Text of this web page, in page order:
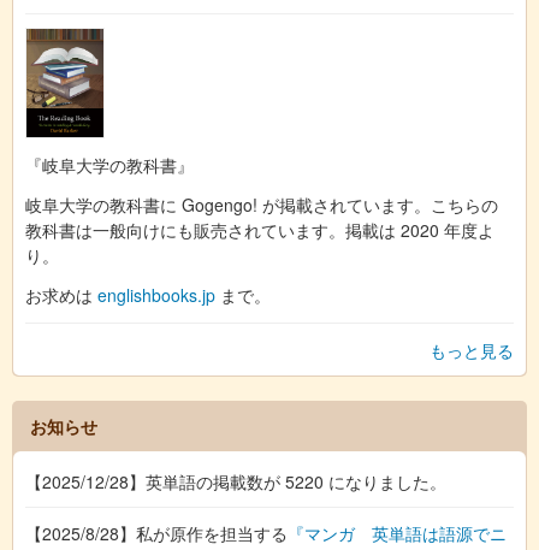
『岐阜大学の教科書』
岐阜大学の教科書に Gogengo! が掲載されています。こちらの
教科書は一般向けにも販売されています。掲載は 2020 年度よ
り。
お求めは englishbooks.jp まで。
もっと見る
お知らせ
【2025/12/28】英単語の掲載数が 5220 になりました。
【2025/8/28】私が原作を担当する 『マンガ 英単語は語源でニ